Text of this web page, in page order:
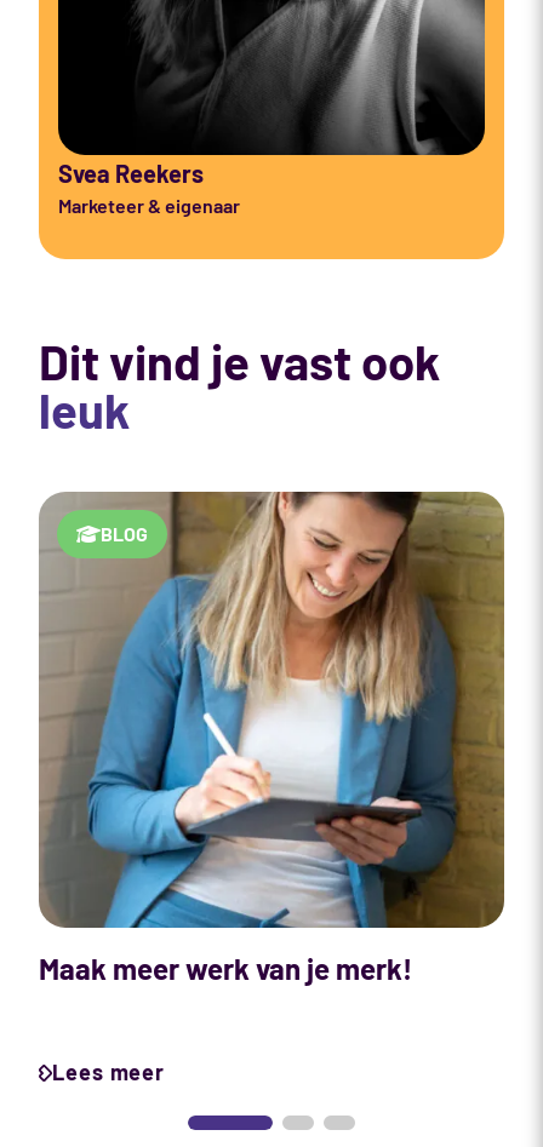
Svea Reekers
Marketeer & eigenaar
Dit vind je vast ook
leuk
BLOG
Maak meer werk van je merk!
Lees meer